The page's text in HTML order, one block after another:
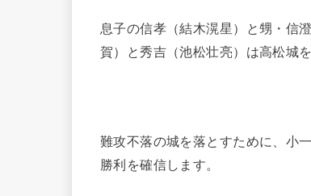
息子の信孝（結木滉星）と甥・信
賀）と秀吉（池松壮亮）は高松城
難攻不落の城を落とすために、小
勝利を確信します。